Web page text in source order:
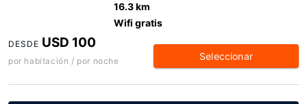
16.3 km
Wifi gratis
DESDE USD 100
por habitación / por noche Seleccionar